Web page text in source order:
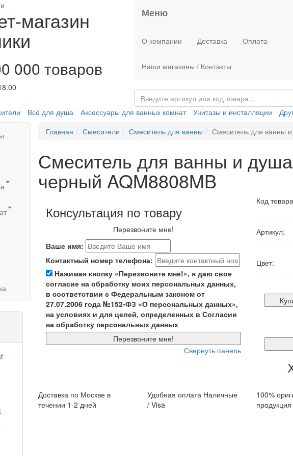
магазин
000 товаров
Меню
О компании Доставка Оплата
Наши магазины / Контакты
Всё для душа Аксессуары для ванных комнат Унитазы и инсталляции
Главная Смесители Смеситель для ванны Смеситель для ванны
Смеситель для ванны и
черный AQM8808MB
Консультация по товару
Перезвоните мне!
Ваше имя:
Контактный номер телефона:
Нажимая кнопку «Перезвоните мне!», я даю свое
согласие на обработку моих персональных данных,
в соответствии с Федеральным законом от
27.07.2006 года №152-ФЗ «О персональных данных»,
на условиях и для целей, определенных в Согласии
на обработку персональных данных
Перезвоните мне!
Свернуть панель
Код
Артикул:
Цвет:
Доставка по Москве в
течении 1-2 дней
Удобная оплата Наличные
/ Visa
100%
продукция